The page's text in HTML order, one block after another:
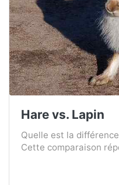
Hare vs. Lapin
Quelle est la
Cette comparaison